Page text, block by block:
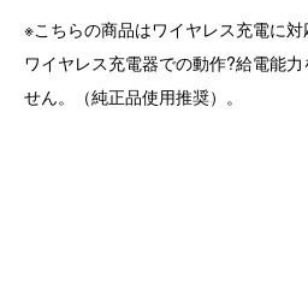
※こちらの商品はワイヤレス充電に
ワイヤレス充電器での動作?給電能
せん。（純正品使用推奨）。